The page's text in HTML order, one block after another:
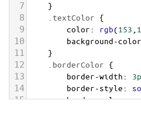
7 }
8 .textColor {
9 color: rgb(153
10 background-color
11 }
12 .borderColor {
13 border-width:
14 border-style:
15 border-color: